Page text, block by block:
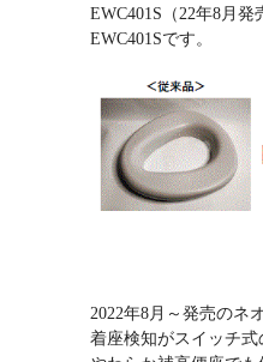
EWC401S（22年8月
EWC401Sです。
2022年8月～発売のネ
着座検知がスイッチ